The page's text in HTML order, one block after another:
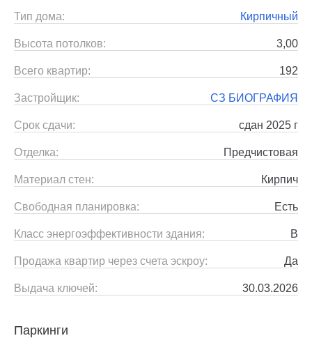
Тип дома: Кирпичный
Высота потолков: 3,00
Всего квартир: 192
Застройщик: СЗ БИОГРАФИЯ
Срок сдачи: сдан 2025 г
Отделка: Предчистовая
Материал стен: Кирпич
Свободная планировка: Есть
Класс энергоэффективности здания: B
Продажа квартир через счета эскроу: Да
Выдача ключей: 30.03.2026
Паркинги